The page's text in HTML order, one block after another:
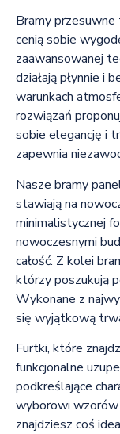
Bramy
cenią sobie
zaawansowanej
działają płynnie i
warunkach
rozwiązań
sobie elegancję i
zapewnia
Nasze bramy
stawiają na
minimalistycznej
nowoczesnymi
całość. Z kolei
którzy poszukują
Wykonane z
się wyjątkową
Furtki, które
funkcjonalne
podkreślające
wyborowi wzorów
znajdziesz coś